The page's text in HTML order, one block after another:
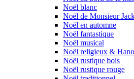
Noël blanc
Noël de Monsieur
Noël en automne
Noël fantastique
Noël musical
Noël religieux &
Noël rustique bois
Noël rustique rouge